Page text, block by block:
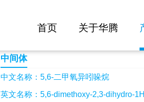
首页 关于华腾
5,6-二甲氧异吲哚烷
中间体
中文名称：5,6-二甲氧异吲哚烷
英文名称：5,6-dimethoxy-2,3-dihydro-